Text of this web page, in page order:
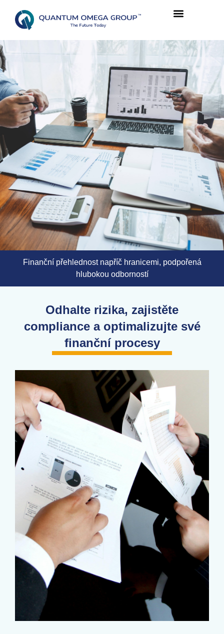
Finanční přehlednost napříč hranicemi, podpořená
hlubokou odborností
Odhalte rizika, zajistěte
compliance a optimalizujte své
finanční procesy